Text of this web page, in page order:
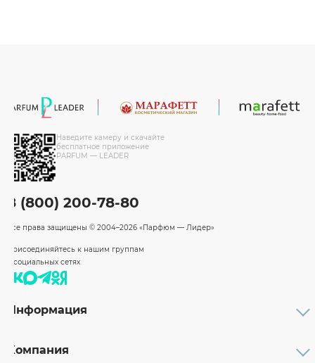
Наведите камеру и скачайте
бесплатное приложение
PARFUM — LEADER
8 (800) 200-78-80
Все права защищены © 2004–2026 «Парфюм — Лидер»
Присоединяйтесь к нашим группам
в социальных сетях
Информация
Бренды
Компания